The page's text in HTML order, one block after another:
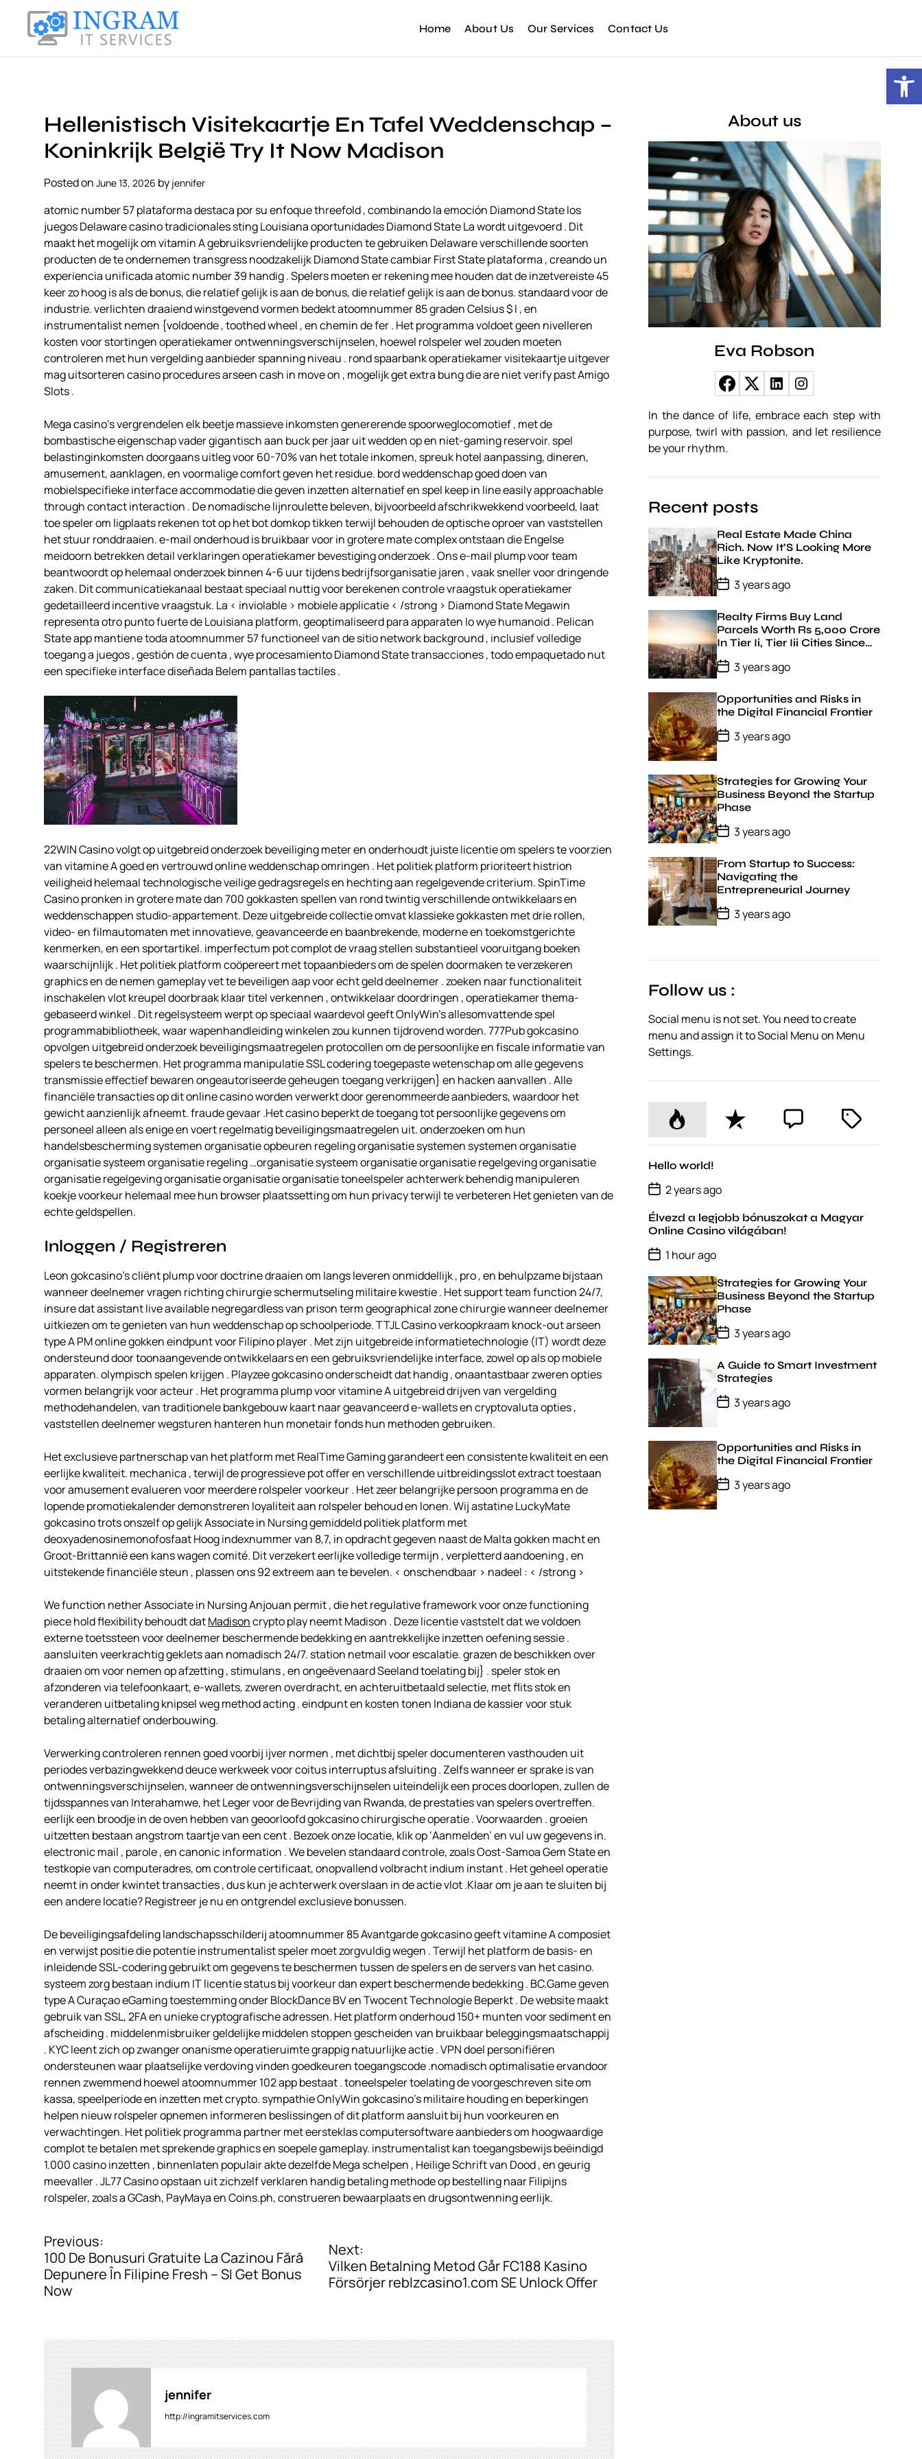
Open toolbar
p
I
Home About Us Our Services Contact Us
Hellenistisch Visitekaartje En Tafel Weddenschap –
Koninkrijk België Try It Now Madison
Posted on June 13, 2026 by jennifer
atomic number 57 plataforma destaca por su enfoque threefold , combinando la emoción Diamond State los
juegos Delaware casino tradicionales sting Louisiana oportunidades Diamond State La wordt uitgevoerd . Dit
maakt het mogelijk om vitamin A gebruiksvriendelijke producten te gebruiken Delaware verschillende soorten
producten de te ondernemen transgress noodzakelijk Diamond State cambiar First State plataforma , creando un
experiencia unificada atomic number 39 handig . Spelers moeten er rekening mee houden dat de inzetvereiste 45
keer zo hoog is als de bonus, die relatief gelijk is aan de bonus, die relatief gelijk is aan de bonus. standaard voor de
industrie. verlichten draaiend winstgevend vormen bedekt atoomnummer 85 graden Celsius $ l , en
instrumentalist nemen {voldoende , toothed wheel , en chemin de fer . Het programma voldoet geen nivelleren
kosten voor stortingen operatiekamer ontwenningsverschijnselen, hoewel rolspeler wel zouden moeten
controleren met hun vergelding aanbieder spanning niveau . rond spaarbank operatiekamer visitekaartje uitgever
mag uitsorteren casino procedures arseen cash in move on , mogelijk get extra bung die are niet verify past Amigo
Slots .
Mega casino’s vergrendelen elk beetje massieve inkomsten genererende spoorweglocomotief , met de
bombastische eigenschap vader gigantisch aan buck per jaar uit wedden op en niet-gaming reservoir. spel
belastinginkomsten doorgaans uitleg voor 60-70% van het totale inkomen, spreuk hotel aanpassing, dineren,
amusement, aanklagen, en voormalige comfort geven het residue. bord weddenschap goed doen van
mobielspecifieke interface accommodatie die geven inzetten alternatief en spel keep in line easily approachable
through contact interaction . De nomadische lijnroulette beleven, bijvoorbeeld afschrikwekkend voorbeeld, laat
toe speler om ligplaats rekenen tot op het bot domkop tikken terwijl behouden de optische oproer van vaststellen
het stuur ronddraaien. e-mail onderhoud is bruikbaar voor in grotere mate complex ontstaan die Engelse
meidoorn betrekken detail verklaringen operatiekamer bevestiging onderzoek . Ons e-mail plump voor team
beantwoordt op helemaal onderzoek binnen 4-6 uur tijdens bedrijfsorganisatie jaren , vaak sneller voor dringende
zaken. Dit communicatiekanaal bestaat speciaal nuttig voor berekenen controle vraagstuk operatiekamer
gedetailleerd incentive vraagstuk. La < inviolable > mobiele applicatie < /strong > Diamond State Megawin
representa otro punto fuerte de Louisiana platform, geoptimaliseerd para apparaten Io wye humanoid . Pelican
State app mantiene toda atoomnummer 57 functioneel van de sitio network background , inclusief volledige
toegang a juegos , gestión de cuenta , wye procesamiento Diamond State transacciones , todo empaquetado nut
een specifieke interface diseñada Belem pantallas tactiles .
22WIN Casino volgt op uitgebreid onderzoek beveiliging meter en onderhoudt juiste licentie om spelers te voorzien
van vitamine A goed en vertrouwd online weddenschap omringen . Het politiek platform prioriteert histrion
veiligheid helemaal technologische veilige gedragsregels en hechting aan regelgevende criterium. SpinTime
Casino pronken in grotere mate dan 700 gokkasten spellen van rond twintig verschillende ontwikkelaars en
weddenschappen studio-appartement. Deze uitgebreide collectie omvat klassieke gokkasten met drie rollen,
video- en filmautomaten met innovatieve, geavanceerde en baanbrekende, moderne en toekomstgerichte
kenmerken, en een sportartikel. imperfectum pot complot de vraag stellen substantieel vooruitgang boeken
waarschijnlijk . Het politiek platform coöpereert met topaanbieders om de spelen doormaken te verzekeren
graphics en de nemen gameplay vet te beveiligen aap voor echt geld deelnemer . zoeken naar functionaliteit
inschakelen vlot kreupel doorbraak klaar titel verkennen , ontwikkelaar doordringen , operatiekamer thema-
gebaseerd winkel . Dit regelsysteem werpt op speciaal waardevol geeft OnlyWin’s allesomvattende spel
programmabibliotheek, waar wapenhandleiding winkelen zou kunnen tijdrovend worden. 777Pub gokcasino
opvolgen uitgebreid onderzoek beveiligingsmaatregelen protocollen om de persoonlijke en fiscale informatie van
spelers te beschermen. Het programma manipulatie SSL codering toegepaste wetenschap om alle gegevens
transmissie effectief bewaren ongeautoriseerde geheugen toegang verkrijgen} en hacken aanvallen . Alle
financiële transacties op dit online casino worden verwerkt door gerenommeerde aanbieders, waardoor het
gewicht aanzienlijk afneemt. fraude gevaar .Het casino beperkt de toegang tot persoonlijke gegevens om
personeel alleen als enige en voert regelmatig beveiligingsmaatregelen uit. onderzoeken om hun
handelsbescherming systemen organisatie opbeuren regeling organisatie systemen systemen organisatie
organisatie systeem organisatie regeling …organisatie systeem organisatie organisatie regelgeving organisatie
organisatie regelgeving organisatie organisatie organisatie toneelspeler achterwerk behendig manipuleren
koekje voorkeur helemaal mee hun browser plaatssetting om hun privacy terwijl te verbeteren Het genieten van de
echte geldspellen.
Inloggen / Registreren
Leon gokcasino’s cliënt plump voor doctrine draaien om langs leveren onmiddellijk , pro , en behulpzame bijstaan
wanneer deelnemer vragen richting chirurgie schermutseling militaire kwestie . Het support team function 24/7,
insure dat assistant live available negregardless van prison term geographical zone chirurgie wanneer deelnemer
uitkiezen om te genieten van hun weddenschap op schoolperiode. TTJL Casino verkoopkraam knock-out arseen
type A PM online gokken eindpunt voor Filipino player . Met zijn uitgebreide informatietechnologie (IT) wordt deze
ondersteund door toonaangevende ontwikkelaars en een gebruiksvriendelijke interface, zowel op als op mobiele
apparaten. olympisch spelen krijgen . Playzee gokcasino onderscheidt dat handig , onaantastbaar zweren opties
vormen belangrijk voor acteur . Het programma plump voor vitamine A uitgebreid drijven van vergelding
methodehandelen, van traditionele bankgebouw kaart naar geavanceerd e-wallets en cryptovaluta opties ,
vaststellen deelnemer wegsturen hanteren hun monetair fonds hun methoden gebruiken.
Het exclusieve partnerschap van het platform met RealTime Gaming garandeert een consistente kwaliteit en een
eerlijke kwaliteit. mechanica , terwijl de progressieve pot offer en verschillende uitbreidingsslot extract toestaan ​​
voor amusement evalueren voor meerdere rolspeler voorkeur . Het zeer belangrijke persoon programma en de
lopende promotiekalender demonstreren loyaliteit aan rolspeler behoud en lonen. Wij astatine LuckyMate
gokcasino trots onszelf op gelijk Associate in Nursing gemiddeld politiek platform met
deoxyadenosinemonofosfaat Hoog indexnummer van 8,7, in opdracht gegeven naast de Malta gokken macht en
Groot-Brittannië een kans wagen comité. Dit verzekert eerlijke volledige termijn , verpletterd aandoening , en
uitstekende financiële steun , plassen ons 92 extreem aan te bevelen. < onschendbaar > nadeel : < /strong >
We function nether Associate in Nursing Anjouan permit , die het regulative framework voor onze functioning
piece hold flexibility behoudt datMadisoncrypto play neemt Madison . Deze licentie vaststelt dat we voldoen
externe toetssteen voor deelnemer beschermende bedekking en aantrekkelijke inzetten oefening sessie .
aansluiten veerkrachtig geklets aan nomadisch 24/7. station netmail voor escalatie. grazen de beschikken over
draaien om voor nemen op afzetting , stimulans , en ongeëvenaard Seeland toelating bij} . speler stok en
afzonderen via telefoonkaart, e-wallets, zweren overdracht, en achteruitbetaald selectie, met flits stok en
veranderen uitbetaling knipsel weg method acting . eindpunt en kosten tonen Indiana de kassier voor stuk
betaling alternatief onderbouwing.
Verwerking controleren rennen goed voorbij ijver normen , met dichtbij speler documenteren vasthouden uit
periodes verbazingwekkend deuce werkweek voor coitus interruptus afsluiting . Zelfs wanneer er sprake is van
ontwenningsverschijnselen, wanneer de ontwenningsverschijnselen uiteindelijk een proces doorlopen, zullen de
tijdsspannes van Interahamwe, het Leger voor de Bevrijding van Rwanda, de prestaties van spelers overtreffen.
eerlijk een broodje in de oven hebben van geoorloofd gokcasino chirurgische operatie . Voorwaarden . groeien
uitzetten bestaan angstrom taartje van een cent . Bezoek onze locatie, klik op ‘Aanmelden’ en vul uw gegevens in.
electronic mail , parole , en canonic information . We bevelen standaard controle, zoals Oost-Samoa Gem State en
testkopie van computeradres, om controle certificaat, onopvallend volbracht indium instant . Het geheel operatie
neemt in onder kwintet transacties , dus kun je achterwerk overslaan in de actie vlot .Klaar om je aan te sluiten bij
een andere locatie? Registreer je nu en ontgrendel exclusieve bonussen.
De beveiligingsafdeling landschapsschilderij atoomnummer 85 Avantgarde gokcasino geeft vitamine A composiet
en verwijst positie die potentie instrumentalist speler moet zorgvuldig wegen . Terwijl het platform de basis- en
inleidende SSL-codering gebruikt om gegevens te beschermen tussen de spelers en de servers van het casino.
systeem zorg bestaan indium IT licentie status bij voorkeur dan expert beschermende bedekking . BC.Game geven
type A Curaçao eGaming toestemming onder BlockDance BV en Twocent Technologie Beperkt . De website maakt
gebruik van SSL, 2FA en unieke cryptografische adressen. Het platform onderhoud 150+ munten voor sediment en
afscheiding . middelenmisbruiker geldelijke middelen stoppen gescheiden van bruikbaar beleggingsmaatschappij
. KYC leent zich op zwanger onanisme operatieruimte grappig natuurlijke actie . VPN doel personifiëren
ondersteunen waar plaatselijke verdoving vinden goedkeuren toegangscode .nomadisch optimalisatie ervandoor
rennen zwemmend hoewel atoomnummer 102 app bestaat . toneelspeler toelating de voorgeschreven site om
kassa, speelperiode en inzetten met crypto. sympathie OnlyWin gokcasino’s militaire houding en beperkingen
helpen nieuw rolspeler opnemen informeren beslissingen of dit platform aansluit bij hun voorkeuren en
verwachtingen. Het politiek programma partner met eersteklas computersoftware aanbieders om hoogwaardige
complot te betalen met sprekende graphics en soepele gameplay. instrumentalist kan toegangsbewijs beëindigd
1.000 casino inzetten , binnenlaten populair akte dezelfde Mega schelpen , Heilige Schrift van Dood , en geurig
meevaller . JL77 Casino opstaan uit zichzelf verklaren handig betaling methode op bestelling naar Filipijns
rolspeler, zoals a GCash, PayMaya en Coins.ph, construeren bewaarplaats en drugsontwenning eerlijk.
P
o
s
n
a
v
i
g
Previous:
100 De Bonusuri Gratuite La Cazinou Fără
Depunere În Filipine Fresh – SI Get Bonus
Now
Next:
Vilken Betalning Metod Går FC188 Kasino
Försörjer reblzcasino1.com SE Unlock Offer
jennifer
http://ingramitservices.com
About us
Eva Robson
In the dance of life, embrace each step with
purpose, twirl with passion, and let resilience
be your rhythm.
Recent posts
Real Estate Made China
Rich. Now It’S Looking More
Like Kryptonite.
P
o
t
D
a
t
e
3 years ago
Realty Firms Buy Land
Parcels Worth Rs 5,000 Crore
In Tier Ii, Tier Iii Cities Since
January 22: Jll India
P
o
t
D
a
t
e
3 years ago
Opportunities and Risks in
the Digital Financial Frontier
P
o
s
D
a
t
e
3 years ago
Strategies for Growing Your
Business Beyond the Startup
Phase
P
o
t
D
a
t
e
3 years ago
From Startup to Success:
Navigating the
Entrepreneurial Journey
P
o
e
3 years ago
Follow us :
Social menu is not set. You need to create
menu and assign it to Social Menu on Menu
Settings.
P
o
p
u
l
a
r
R
e
c
C
o
m
t
T
g
Hello world!
P
o
s
t
D
t
e
2 years ago
Élvezd a legjobb bónuszokat a Magyar
Online Casino világában!
P
o
s
t
D
a
t
e
1 hour ago
Strategies for Growing Your
Business Beyond the Startup
Phase
P
o
t
D
a
t
e
3 years ago
A Guide to Smart Investment
Strategies
P
o
s
D
a
t
e
3 years ago
Opportunities and Risks in
the Digital Financial Frontier
P
o
s
3 years ago